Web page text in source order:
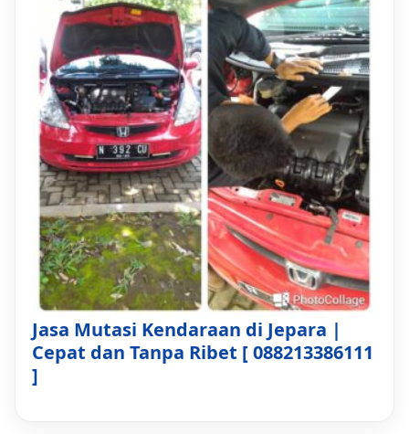
Jasa Mutasi Kendaraan di Jepara |
Cepat dan Tanpa Ribet [ 088213386111
]